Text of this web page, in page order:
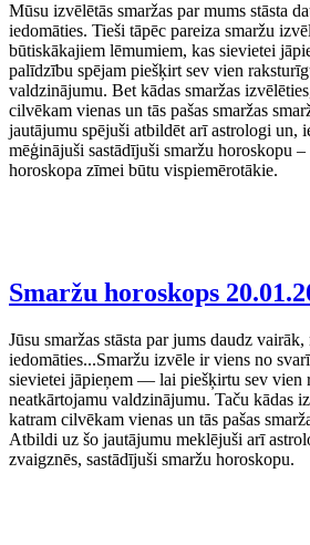
Mūsu izvēlētās smaržas par mums stāsta
iedomāties. Tieši tāpēc pareiza smaržu
būtiskākajiem lēmumiem, kas sievietei
palīdzību spējam piešķirt sev vien
valdzinājumu. Bet kādas smaržas
cilvēkam vienas un tās pašas smaržas
jautājumu spējuši atbildēt arī astrologi un,
mēģinājuši sastādījuši smaržu horoskopu
horoskopa zīmei būtu vispiemērotākie.
Smaržu horoskops
Jūsu smaržas stāsta par jums daudz vairāk,
iedomāties...Smaržu izvēle ir viens no
sievietei jāpieņem — lai piešķirtu sev vien
neatkārtojamu valdzinājumu. Taču kādas
katram cilvēkam vienas un tās pašas
Atbildi uz šo jautājumu meklējuši arī
zvaigznēs, sastādījuši smaržu horoskopu.